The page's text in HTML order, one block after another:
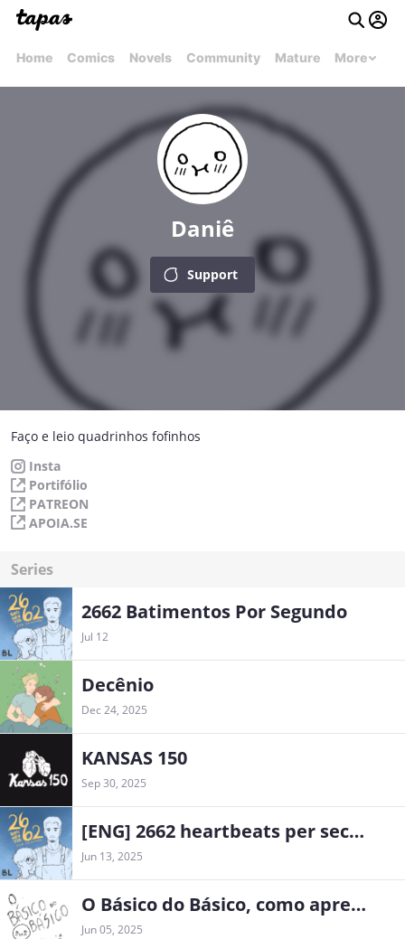
Home Comics Novels Community Mature More
Daniê
Support
Faço e leio quadrinhos fofinhos
Insta
Portifólio
PATREON
APOIA.SE
Series
2662 Batimentos Por Segundo
Jul 12
Decênio
Dec 24, 2025
KANSAS 150
Sep 30, 2025
[ENG] 2662 heartbeats per second
Jun 13, 2025
O Básico do Básico, como aprender a desenhar
Jun 05, 2025